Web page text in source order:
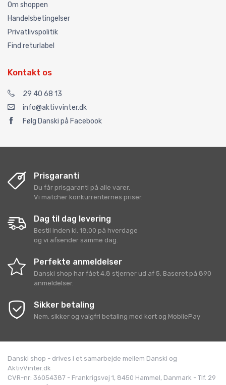
Om shoppen
Handelsbetingelser
Privatlivspolitik
Find returlabel
Kontakt os
29 40 68 13
info@aktivvinter.dk
Følg Danski på Facebook
Prisgaranti
Du får prisgaranti på alle varer.
Vi matcher konkurrenternes priser.
Dag til dag levering
Bestil inden kl. 18:00 på hverdage
og vi afsender samme dag.
Perfekte anmeldelser
Danski shop har fået 4,8 stjerner ud af 5. Baseret på 890
anmeldelser.
Sikker betaling
Nem, sikker og valgfri betaling med kort og MobilePay
Danski shop - drives i et samarbejde mellem Danski og
AktivVinter.dk
CVR-nr: 36054387 - Frankrigsvej 1, 8450 Hammel, Danmark - Tlf. 29